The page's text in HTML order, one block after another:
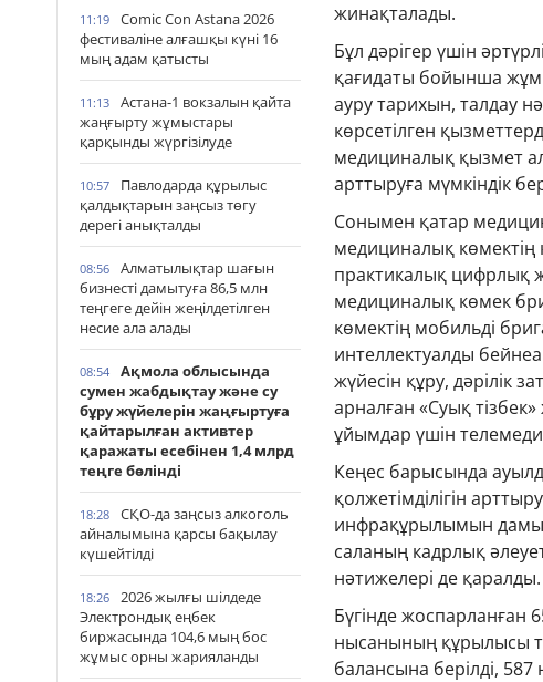
11:19
Comic Con Astana 2026
фестиваліне алғашқы күні 16
мың адам қатысты
11:13
Астана-1 вокзалын қайта
жаңғырту жұмыстары
қарқынды жүргізілуде
10:57
Павлодарда құрылыс
қалдықтарын заңсыз төгу
дерегі анықталды
08:56
Алматылықтар шағын
бизнесті дамытуға 86,5 млн
теңгеге дейін жеңілдетілген
несие ала алады
08:54
Ақмола облысында
сумен жабдықтау және су
бұру жүйелерін жаңғыртуға
қайтарылған активтер
қаражаты есебінен 1,4 млрд
теңге бөлінді
18:28
СҚО-да заңсыз алкоголь
айналымына қарсы бақылау
күшейтілді
18:26
2026 жылғы шілдеде
Электрондық еңбек
биржасында 104,6 мың бос
жұмыс орны жарияланды
жинақталады.
Бұл дәрігер үшін
қағидаты бойынша
ауру тарихын, талдау
көрсетілген
медициналық қызмет
арттыруға мүмкіндік
Сонымен қатар
медициналық көмектің
практикалық цифрлық
медициналық көмек
көмектің мобильді
интеллектуалды
жүйесін құру, дәрілік
арналған «Суық
ұйымдар үшін
Кеңес барысында
қолжетімділігін
инфрақұрылымын
саланың кадрлық
нәтижелері де қаралды.
Бүгінде
нысанының құрылысы
балансына берілді,